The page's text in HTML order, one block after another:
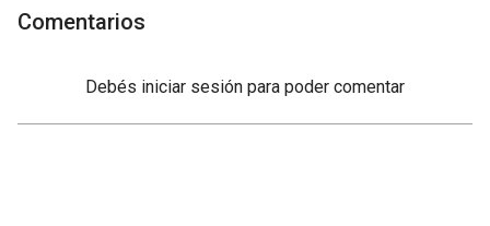
Comentarios
Debés iniciar sesión para poder comentar